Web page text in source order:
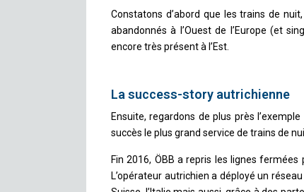
Constatons d’abord que les trains de
abandonnés à l’Ouest de l’Europe (et
encore très présent à l’Est.
La success-story autrichienne
Ensuite, regardons de plus près
succès le plus grand service de trains de
Fin 2016, ÖBB a repris les lignes
L’opérateur autrichien a déployé un